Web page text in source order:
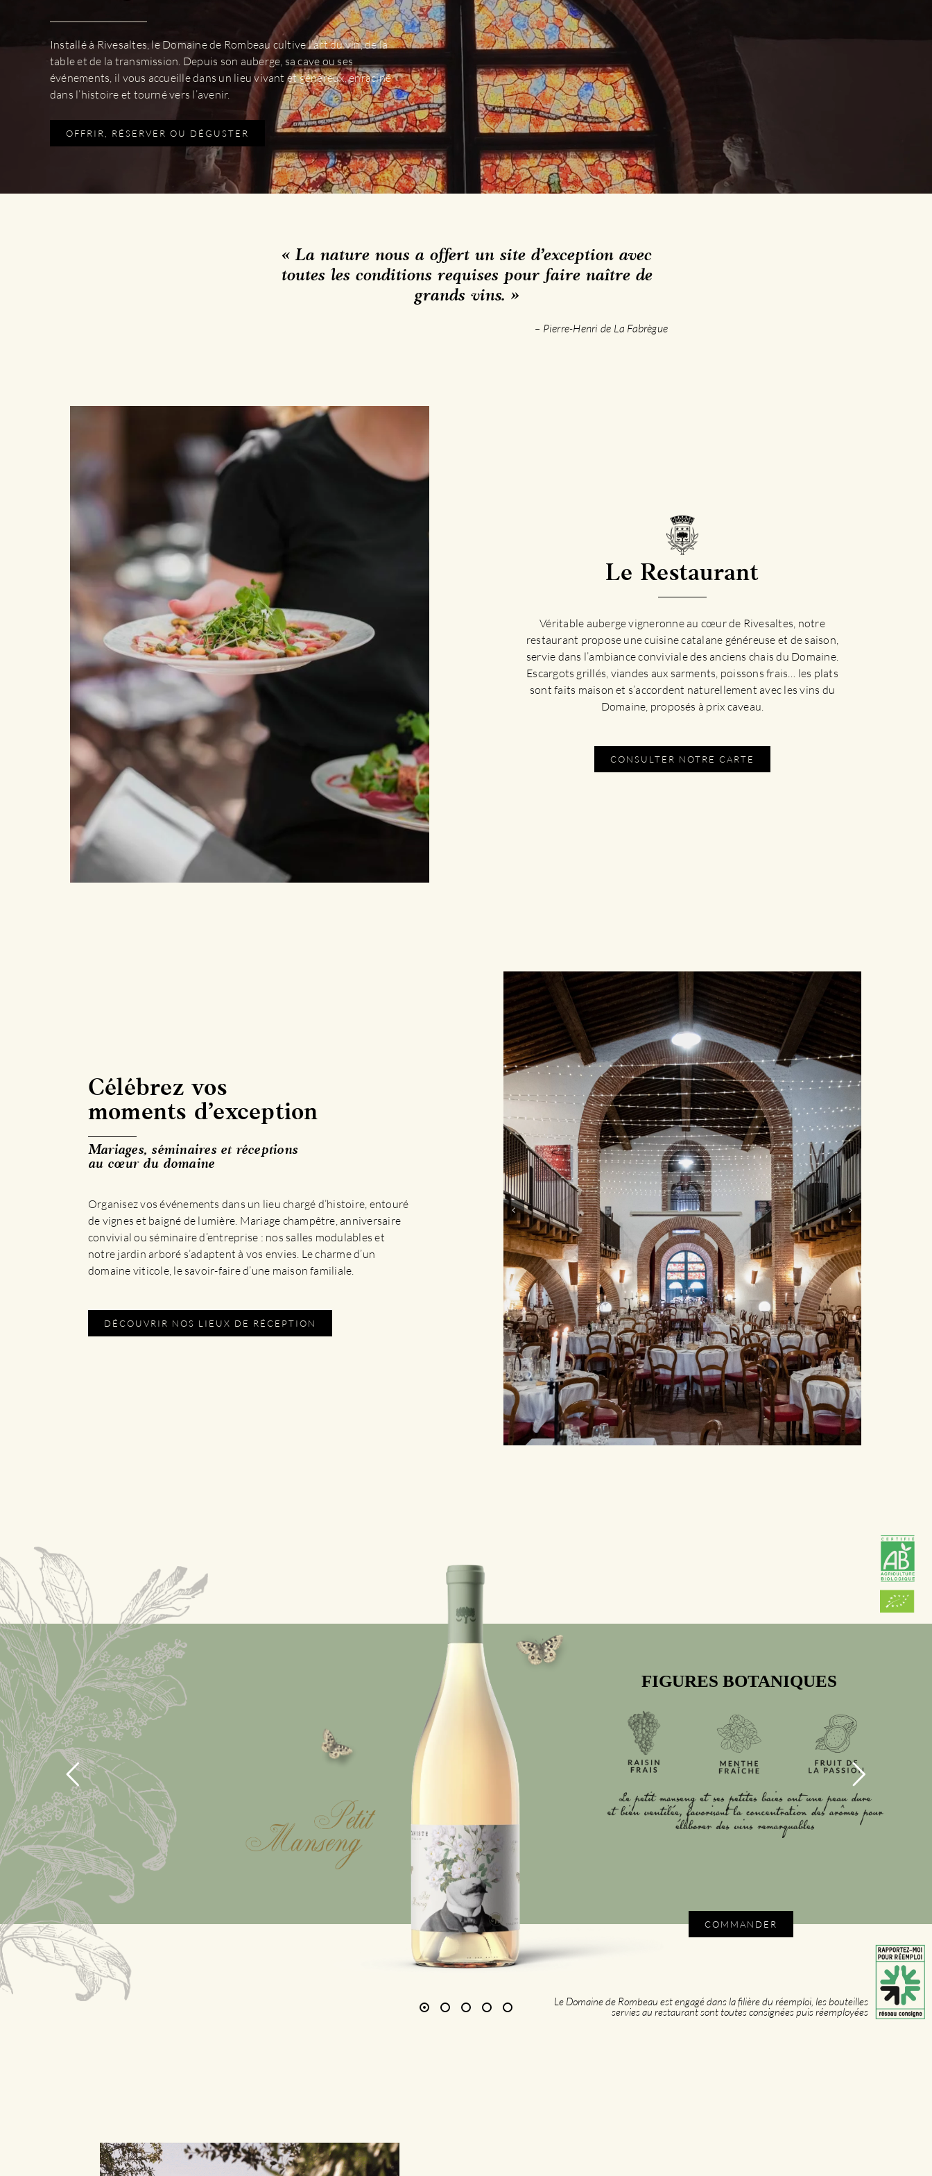
Installé à Rivesaltes, le Domaine de Rombeau cultive l’art du vin, de la
table et de la transmission. Depuis son auberge, sa cave ou ses
événements, il vous accueille dans un lieu vivant et généreux, enraciné
dans l’histoire et tourné vers l’avenir.
OFFRIR, RÉSERVER OU DÉGUSTER
« La nature nous a offert un site d’exception avec
toutes les conditions requises pour faire naître de
grands vins. »
– Pierre-Henri de La Fabrègue
Le Restaurant
Véritable auberge vigneronne au cœur de Rivesaltes, notre
restaurant propose une cuisine catalane généreuse et de saison,
servie dans l’ambiance conviviale des anciens chais du Domaine.
Escargots grillés, viandes aux sarments, poissons frais… les plats
sont faits maison et s’accordent naturellement avec les vins du
Domaine, proposés à prix caveau.
CONSULTER NOTRE CARTE
Célébrez vos
moments d’exception
Mariages, séminaires et réceptions
au cœur du domaine
Organisez vos événements dans un lieu chargé d’histoire, entouré
de vignes et baigné de lumière. Mariage champêtre, anniversaire
convivial ou séminaire d’entreprise : nos salles modulables et
notre jardin arboré s’adaptent à vos envies. Le charme d’un
domaine viticole, le savoir-faire d’une maison familiale.
DÉCOUVRIR NOS LIEUX DE RÉCEPTION
Le Domaine de Rombeau est engagé dans la filière du réemploi, les bouteilles
servies au restaurant sont toutes consignées puis réemployées
FIGURES BOTANIQUES
COMMANDER